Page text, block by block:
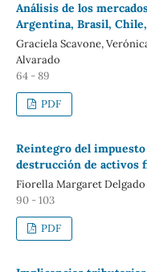
Análisis de los
Argentina, Brasil,
Graciela Scavone,
Alvarado
64 - 89
PDF
Reintegro del impuesto
destrucción de activos
Fiorella Margaret
90 - 103
PDF